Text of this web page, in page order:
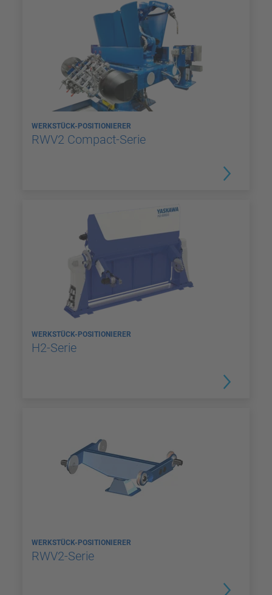
WERKSTÜCK-POSITIONIERER
RWV2 Compact-Serie
WERKSTÜCK-POSITIONIERER
H2-Serie
WERKSTÜCK-POSITIONIERER
RWV2-Serie